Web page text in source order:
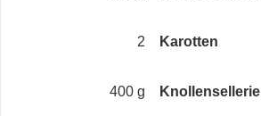
2 Karotten
400 g Knollensellerie